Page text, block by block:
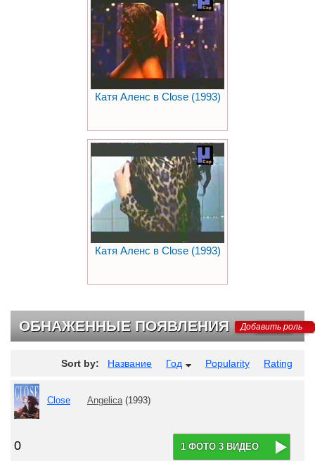
Катя Аленс в Close (1993)
Катя Аленс в Close (1993)
ОБНАЖЕННЫЕ ПОЯВЛЕНИЯ Добавить роль
Sort by: Название Год Popularity Rating
Close Angelica(1993)
1 ФОТО 3 ВИДЕО
0